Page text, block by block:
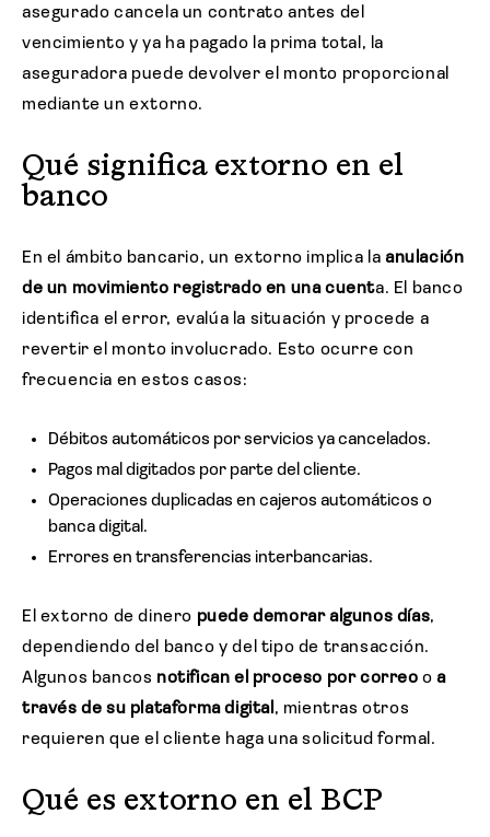
asegurado cancela un contrato antes del
vencimiento y ya ha pagado la prima total, la
aseguradora puede devolver el monto proporcional
mediante un extorno.
Qué significa extorno en el
banco
En el ámbito bancario, un extorno implica la anulación
de un movimiento registrado en una cuenta. El banco
identifica el error, evalúa la situación y procede a
revertir el monto involucrado. Esto ocurre con
frecuencia en estos casos:
Débitos automáticos por servicios ya cancelados.
Pagos mal digitados por parte del cliente.
Operaciones duplicadas en cajeros automáticos o
banca digital.
Errores en transferencias interbancarias.
El extorno de dinero puede demorar algunos días,
dependiendo del banco y del tipo de transacción.
Algunos bancos notifican el proceso por correo oa
través de su plataforma digital , mientras otros
requieren que el cliente haga una solicitud formal.
Qué es extorno en el BCP